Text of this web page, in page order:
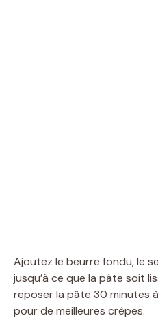
Ajoutez le beurre fondu, le
jusqu’à ce que la pâte soit
reposer la pâte 30 minutes
pour de meilleures crêpes.